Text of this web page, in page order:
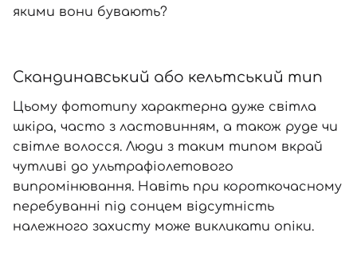
якими вони бувають?
Скандинавський або кельтський тип
Цьому фототипу характерна дуже світла
шкіра, часто з ластовинням, а також руде чи
світле волосся. Люди з таким типом вкрай
чутливі до ультрафіолетового
випромінювання. Навіть при короткочасному
перебуванні під сонцем відсутність
належного захисту може викликати опіки.